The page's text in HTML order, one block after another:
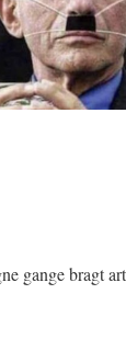
gange bragt